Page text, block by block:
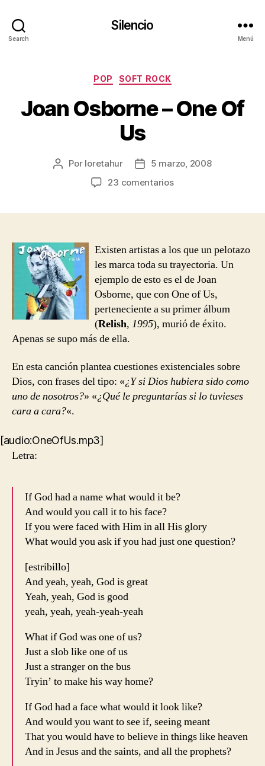
Search
Silencio
Menú
Categorías
POP SOFT ROCK
Joan Osborne – One Of
Us
Autor
Por loretahur
Fecha5 marzo, 2008
23 comentariosen
Of
Existen artistas a los que un pelotazo
les marca toda su trayectoria. Un
ejemplo de esto es el de Joan
Osborne, que con One of Us,
perteneciente a su primer álbum
(Relish, 1995), murió de éxito.
Apenas se supo más de ella.
En esta canción plantea cuestiones existenciales sobre
Dios, con frases del tipo: «¿Y si Dios hubiera sido como
uno de nosotros?» «¿Qué le preguntarías si lo tuvieses
cara a cara?«.
[audio:OneOfUs.mp3]
Letra:
If God had a name what would it be?
And would you call it to his face?
If you were faced with Him in all His glory
What would you ask if you had just one question?
[estribillo]
And yeah, yeah, God is great
Yeah, yeah, God is good
yeah, yeah, yeah-yeah-yeah
What if God was one of us?
Just a slob like one of us
Just a stranger on the bus
Tryin’ to make his way home?
If God had a face what would it look like?
And would you want to see if, seeing meant
That you would have to believe in things like heaven
And in Jesus and the saints, and all the prophets?